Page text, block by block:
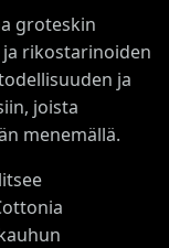
groteskin
rikostarinoiden
ja
joista
menemällä.